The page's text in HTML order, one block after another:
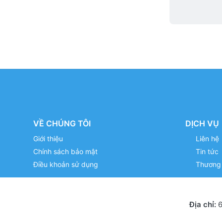
VỀ CHÚNG TÔI
Giới thiệu
Chính sách bảo mật
Điều khoản sử dụng
DỊCH VỤ
Liên hệ
Tin tức
Địa chỉ: